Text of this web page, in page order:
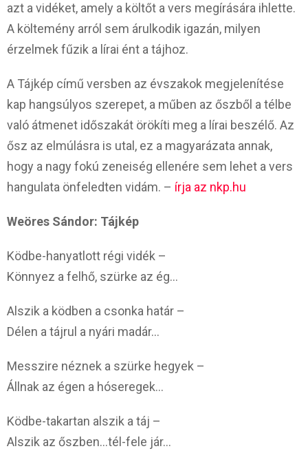
azt a vidéket, amely a költőt a vers megírására ihlette.
A költemény arról sem árulkodik igazán, milyen
érzelmek fűzik a lírai ént a tájhoz.
A Tájkép című versben az évszakok megjelenítése
kap hangsúlyos szerepet, a műben az őszből a télbe
való átmenet időszakát örökíti meg a lírai beszélő. Az
ősz az elmúlásra is utal, ez a magyarázata annak,
hogy a nagy fokú zeneiség ellenére sem lehet a vers
hangulata önfeledten vidám. – írja az nkp.hu
Weöres Sándor: Tájkép
Ködbe-hanyatlott régi vidék –
Könnyez a felhő, szürke az ég…
Alszik a ködben a csonka határ –
Délen a tájrul a nyári madár…
Messzire néznek a szürke hegyek –
Állnak az égen a hóseregek…
Ködbe-takartan alszik a táj –
Alszik az őszben…tél-fele jár…